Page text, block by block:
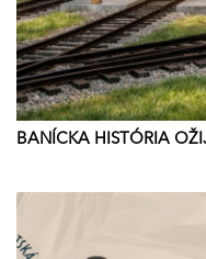
BANÍCKA HISTÓRIA